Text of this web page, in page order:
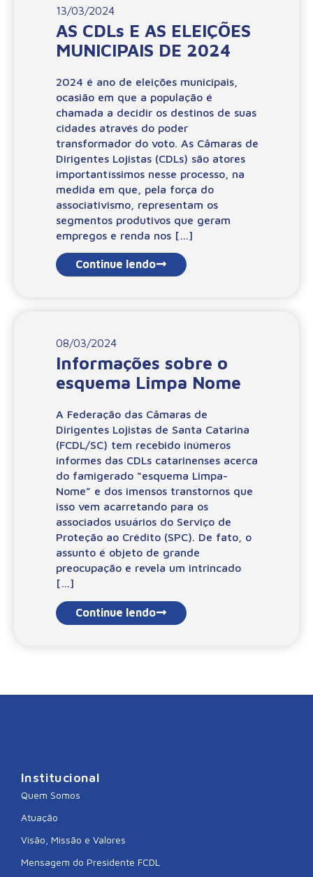
13/03/2024
AS CDLs E AS ELEIÇÕES
MUNICIPAIS DE 2024
2024 é ano de eleições municipais,
ocasião em que a população é
chamada a decidir os destinos de suas
cidades através do poder
transformador do voto. As Câmaras de
Dirigentes Lojistas (CDLs) são atores
importantíssimos nesse processo, na
medida em que, pela força do
associativismo, representam os
segmentos produtivos que geram
empregos e renda nos […]
Continue lendo
08/03/2024
Informações sobre o
esquema Limpa Nome
A Federação das Câmaras de
Dirigentes Lojistas de Santa Catarina
(FCDL/SC) tem recebido inúmeros
informes das CDLs catarinenses acerca
do famigerado “esquema Limpa-
Nome” e dos imensos transtornos que
isso vem acarretando para os
associados usuários do Serviço de
Proteção ao Crédito (SPC). De fato, o
assunto é objeto de grande
preocupação e revela um intrincado
[…]
Continue lendo
Institucional
Quem Somos
Atuação
Visão, Missão e Valores
Mensagem do Presidente FCDL